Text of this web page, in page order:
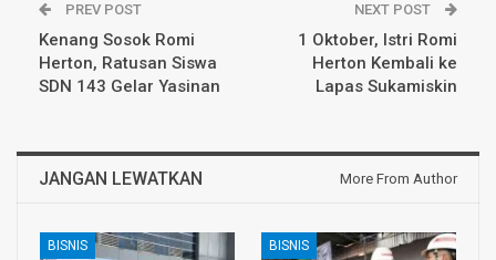
PREV POST
Kenang Sosok Romi
Herton, Ratusan Siswa
SDN 143 Gelar Yasinan
NEXT POST
1 Oktober, Istri Romi
Herton Kembali ke
Lapas Sukamiskin
JANGAN LEWATKAN More From Author
BISNIS BISNIS